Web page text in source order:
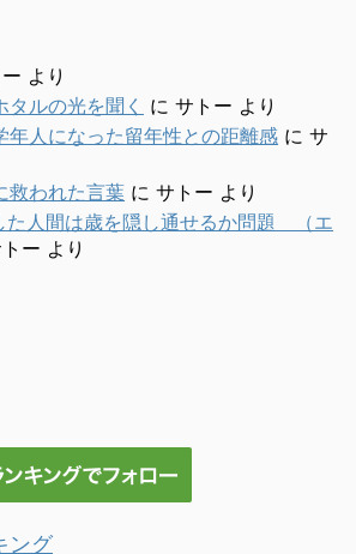
より
ルの光を聞く に サトー より
年人になった留年性との距離感 に サ
救われた言葉 に サトー より
た人間は歳を隠し通せるか問題 （エ
ー より
ング